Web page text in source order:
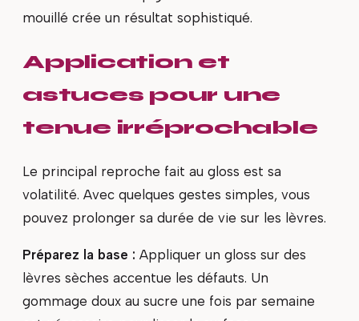
mouillé crée un résultat sophistiqué.
Application et
astuces pour une
tenue irréprochable
Le principal reproche fait au gloss est sa
volatilité. Avec quelques gestes simples, vous
pouvez prolonger sa durée de vie sur les lèvres.
Préparez la base : Appliquer un gloss sur des
lèvres sèches accentue les défauts. Un
gommage doux au sucre une fois par semaine